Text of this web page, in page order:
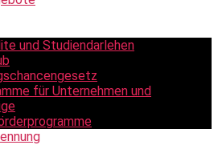
und Studiendarlehen
für Unternehmen und